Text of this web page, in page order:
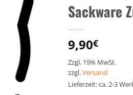
Zu den
Favoriten
hinzufügen
Sackware
9,90€
Zzgl. 19% MwSt.
zzgl.Versand
Lieferzeit: ca. 2-3